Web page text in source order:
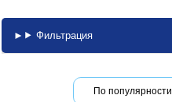
Фильтрация
По популярности